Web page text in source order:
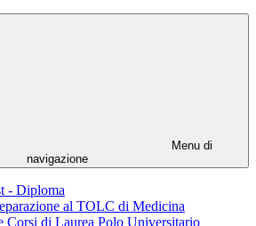
Menu di
navigazione
- Diploma
al TOLC di Medicina
Corsi di Laurea Polo Universitario